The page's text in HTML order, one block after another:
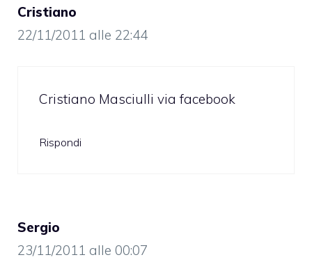
Cristiano
22/11/2011 alle 22:44
Cristiano Masciulli via facebook
Rispondi
Sergio
23/11/2011 alle 00:07